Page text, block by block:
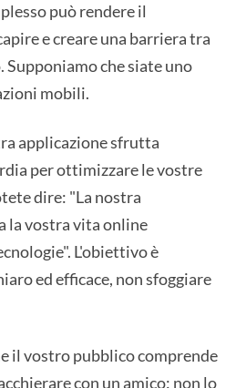
può rendere il
e creare una barriera tra
che siate uno
mobili.
applicazione sfrutta
per ottimizzare le vostre
dire: "La nostra
la vostra vita online
L'obiettivo è
ed efficace, non sfoggiare
il vostro pubblico comprende
con un amico: non lo